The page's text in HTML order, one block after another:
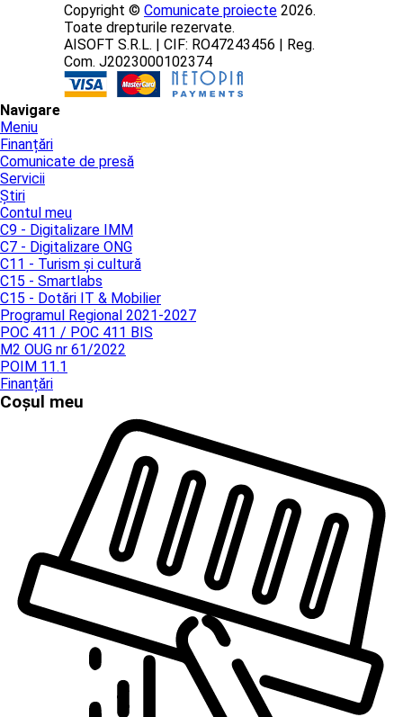
Copyright © Comunicate proiecte 2026.
Toate drepturile rezervate.
AISOFT S.R.L. | CIF: RO47243456 | Reg.
Com. J2023000102374
Navigare
Meniu
Finanțări
Comunicate de presă
Servicii
Știri
Contul meu
C9 - Digitalizare IMM
C7 - Digitalizare ONG
C11 - Turism și cultură
C15 - Smartlabs
C15 - Dotări IT & Mobilier
Programul Regional 2021-2027
POC 411 / POC 411 BIS
M2 OUG nr 61/2022
POIM 11.1
Finanțări
Coșul meu